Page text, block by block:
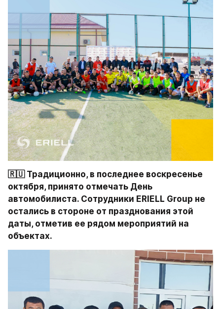
🇷🇺 Традиционно, в последнее воскресенье
октября, принято отмечать День
автомобилиста. Сотрудники ERIELL Group не
остались в стороне от празднования этой
даты, отметив ее рядом мероприятий на
объектах.